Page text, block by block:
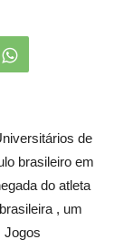
de
brasileiro em
do atleta
, um
Jogos